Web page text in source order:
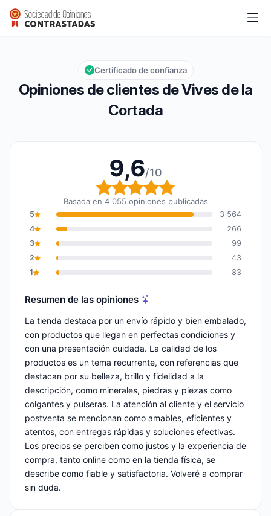
Vives de la Cortada
Calificación global: 9,6 de 10
9,6/10
Opiniones de clientes de Vives de la
Cortada
Certificado de confianza
9,6/10
Calificación global: 9,6
Basada en 4 055 opiniones publicadas
5
3 564
4
266
3
99
2
43
1
83
Resumen de las opiniones
La tienda destaca por un envío rápido y bien embalado,
con productos que llegan en perfectas condiciones y
con una presentación cuidada. La calidad de los
productos es un tema recurrente, con referencias que
destacan por su belleza, brillo y fidelidad a la
descripción, como minerales, piedras y piezas como
colgantes y pulseras. La atención al cliente y el servicio
postventa se mencionan como amables, eficientes y
atentos, con entregas rápidas y soluciones efectivas.
Los precios se perciben como justos y la experiencia de
compra, tanto online como en la tienda física, se
describe como fiable y satisfactoria. Volveré a comprar
sin duda.